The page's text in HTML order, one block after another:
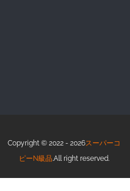
Copyright © 2022 - 2026スーパーコ
ピーN級品.All right reserved.